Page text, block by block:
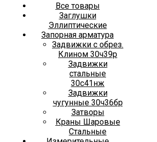
Все товары
Заглушки
Эллиптические
Запорная арматура
Задвижки с обрез.
Клином 30ч39р
Задвижки
стальные
30с41нж
Задвижки
чугунные 30ч36бр
Затворы
Краны Шаровые
Стальные